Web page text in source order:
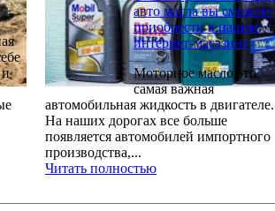
авто масла вы сможете
приобрести в нашем
интернет-магазине
Моторное масло это
самая важная
автомобильная жидкость в двигателе.
На наших дорогах все больше
появляется автомобилей импортного
производства,...
Читать полностью